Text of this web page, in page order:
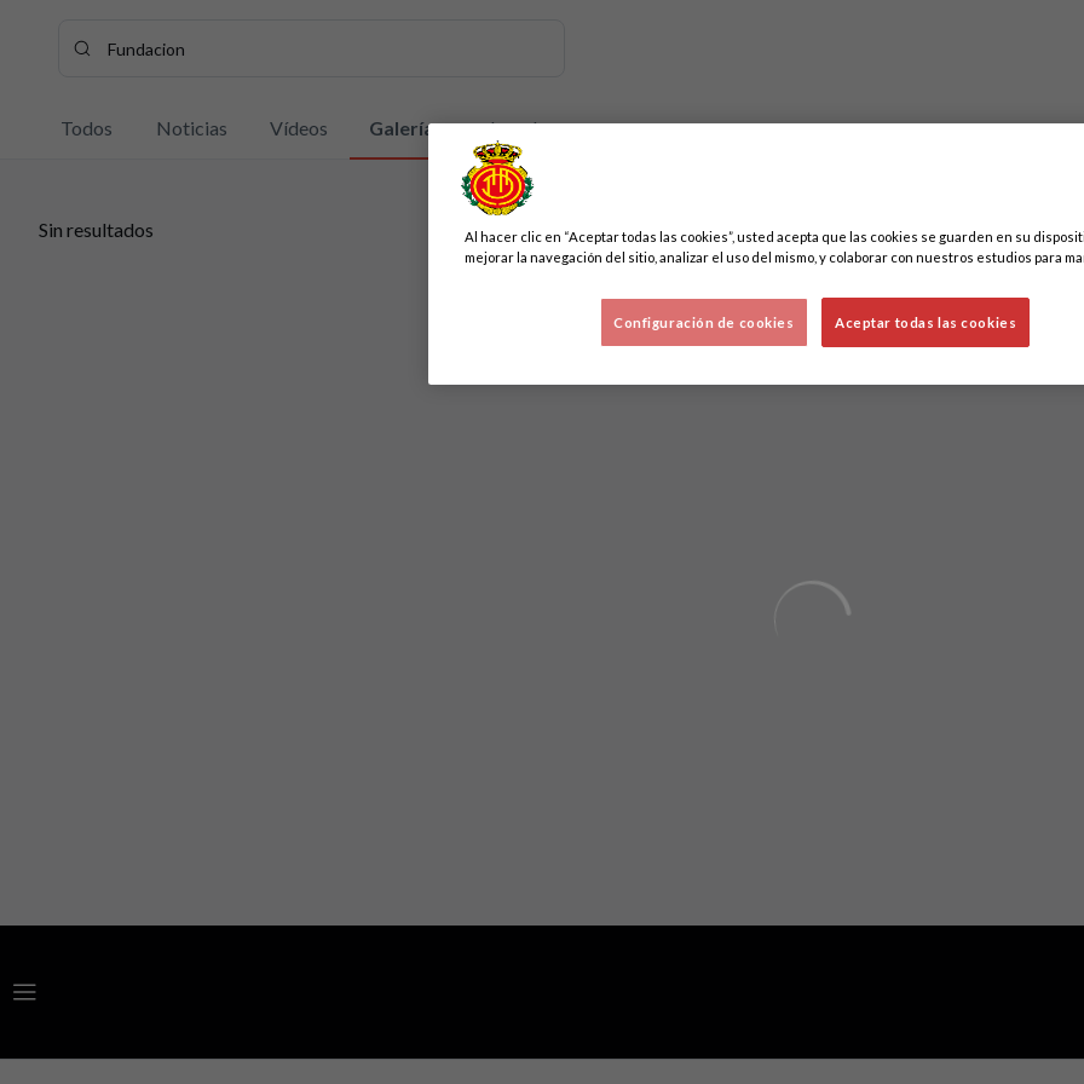
Introduce tu búsqueda, espera unos instantes y te mostraremos contenidos relacionados con esta. Mínimo tres caracteres.
Todos Noticias Vídeos Galerías Jugadores
Sin resultados
Al hacer clic en “Aceptar todas las cookies”, usted acepta que las cookies se guarden en su
mejorar la navegación del sitio, analizar el uso del mismo, y colaborar con nuestros estudios para
Aceptar todas las cookies
Configuración de cookies